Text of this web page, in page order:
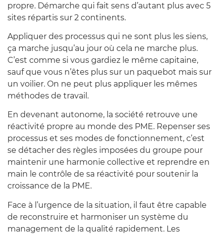
propre. Démarche qui fait sens d’autant plus avec 5
sites répartis sur 2 continents.
Appliquer des processus qui ne sont plus les siens,
ça marche jusqu’au jour où cela ne marche plus.
C’est comme si vous gardiez le même capitaine,
sauf que vous n’êtes plus sur un paquebot mais sur
un voilier. On ne peut plus appliquer les mêmes
méthodes de travail.
En devenant autonome, la société retrouve une
réactivité propre au monde des PME. Repenser ses
processus et ses modes de fonctionnement, c’est
se détacher des règles imposées du groupe pour
maintenir une harmonie collective et reprendre en
main le contrôle de sa réactivité pour soutenir la
croissance de la PME.
Face à l’urgence de la situation, il faut être capable
de reconstruire et harmoniser un système du
management de la qualité rapidement. Les